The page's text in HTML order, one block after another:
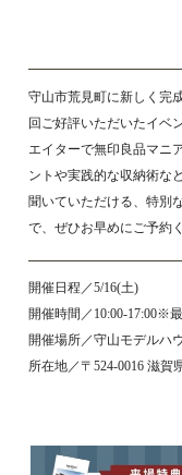
守山市荒見町に新しく完
回ご好評いただいたイベ
エイターで無印良品マニ
ントや実践的な収納術な
聞いていただける、特別
で、ぜひお早めにご予約
開催日程／5/16(土)
開催時間／10:00‐17:00※
開催場所／守山モデルハ
所在地／〒524-0016 滋賀